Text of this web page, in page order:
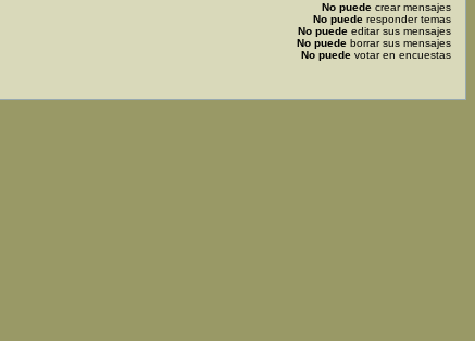
No puede crear mensajes
No puede responder temas
No puede editar sus mensajes
No puede borrar sus mensajes
No puede votar en encuestas